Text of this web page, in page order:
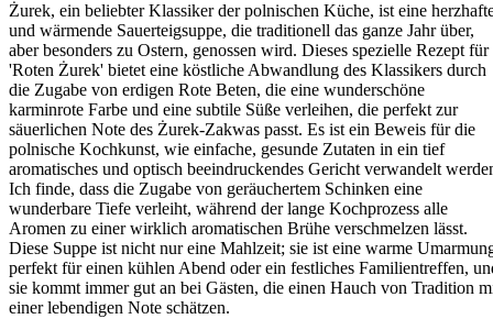
Żurek, ein beliebter Klassiker der polnischen Küche, ist eine
und wärmende Sauerteigsuppe, die traditionell das ganze Jahr über,
aber besonders zu Ostern, genossen wird. Dieses spezielle Rezept für
'Roten Żurek' bietet eine köstliche Abwandlung des Klassikers durch
die Zugabe von erdigen Rote Beten, die eine wunderschöne
karminrote Farbe und eine subtile Süße verleihen, die perfekt zur
säuerlichen Note des Żurek-Zakwas passt. Es ist ein Beweis für die
polnische Kochkunst, wie einfache, gesunde Zutaten in ein tief
aromatisches und optisch beeindruckendes Gericht verwandelt
Ich finde, dass die Zugabe von geräuchertem Schinken eine
wunderbare Tiefe verleiht, während der lange Kochprozess alle
Aromen zu einer wirklich aromatischen Brühe verschmelzen lässt.
Diese Suppe ist nicht nur eine Mahlzeit; sie ist eine warme
perfekt für einen kühlen Abend oder ein festliches Familientreffen,
sie kommt immer gut an bei Gästen, die einen Hauch von Tradition
einer lebendigen Note schätzen.